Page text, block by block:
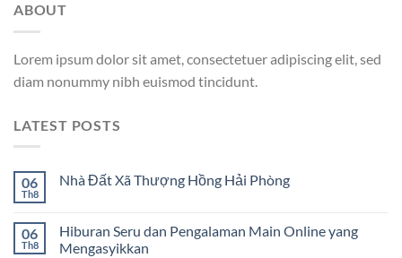
ABOUT
Lorem ipsum dolor sit amet, consectetuer adipiscing elit, sed
diam nonummy nibh euismod tincidunt.
LATEST POSTS
06
Th8
Nhà Đất Xã Thượng Hồng Hải Phòng
06
Th8
Hiburan Seru dan Pengalaman Main Online yang
Mengasyikkan